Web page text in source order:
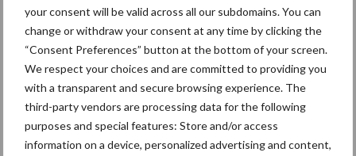
your consent will be valid across all our subdomains. You can
change or withdraw your consent at any time by clicking the
“Consent Preferences” button at the bottom of your screen.
We respect your choices and are committed to providing you
with a transparent and secure browsing experience. The
third-party vendors are processing data for the following
purposes and special features: Store and/or access
information on a device, personalized advertising and content,
5 aug
Albourgh Tyres breidt uit naar
nieuwe marktsegmenten
5 aug
Caterpillar breidt gamma
elektrische bulldozers uit